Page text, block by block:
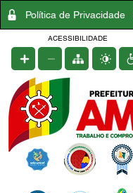
Política de Privacidade
ACESSIBILIDADE